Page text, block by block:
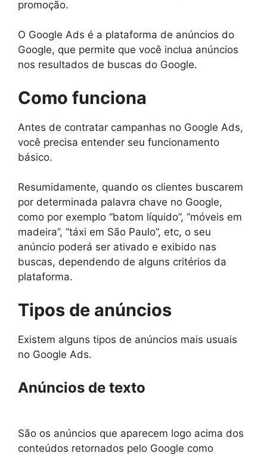
promoção.
O Google Ads é a plataforma de anúncios do
Google, que permite que você inclua anúncios
nos resultados de buscas do Google.
Como funciona
Antes de contratar campanhas no Google Ads,
você precisa entender seu funcionamento
básico.
Resumidamente, quando os clientes buscarem
por determinada palavra chave no Google,
como por exemplo “batom líquido”, “móveis em
madeira”, “táxi em São Paulo”, etc, o seu
anúncio poderá ser ativado e exibido nas
buscas, dependendo de alguns critérios da
plataforma.
Tipos de anúncios
Existem alguns tipos de anúncios mais usuais
no Google Ads.
Anúncios de texto
São os anúncios que aparecem logo acima dos
conteúdos retornados pelo Google como